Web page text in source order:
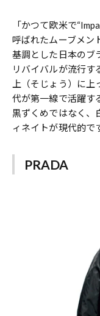
「かつて欧米で
呼ばれたムーブメン
基調とした日本のブ
リバイバルが流行す
上（そじょう）に
代が第一線で活躍す
黒ずくめではなく、
ィネイトが現代的で
PRADA